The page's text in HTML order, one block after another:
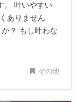
。 叶いやすい
ありません
？ もし叶わな
その他